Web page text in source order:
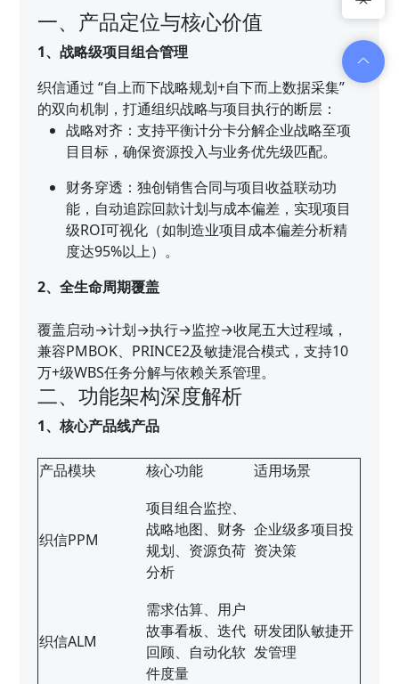
一、产品定位与核心价值
1、战略级项目组合管理
织信通过 “自上而下战略规划+自下而上数据采集”
的双向机制，打通组织战略与项目执行的断层：
战略对齐：支持平衡计分卡分解企业战略至项
目目标，确保资源投入与业务优先级匹配。
财务穿透：独创销售合同与项目收益联动功
能，自动追踪回款计划与成本偏差，实现项目
级ROI可视化（如制造业项目成本偏差分析精
度达95%以上）。
2、全生命周期覆盖
覆盖启动→计划→执行→监控→收尾五大过程域，
兼容PMBOK、PRINCE2及敏捷混合模式，支持10
万+级WBS任务分解与依赖关系管理。
二、功能架构深度解析
1、核心产品线产品
产品模块 核心功能 适用场景
织信PPM
项目组合监控、
战略地图、财务
规划、资源负荷
分析
企业级多项目投
资决策
织信ALM
需求估算、用户
故事看板、迭代
回顾、自动化软
件度量
研发团队敏捷开
发管理